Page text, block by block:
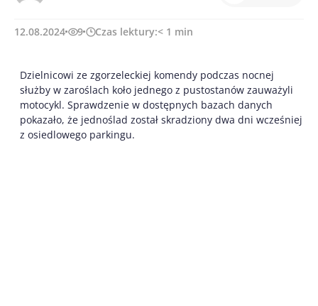
12.08.2024 9 Czas lektury:< 1 min
Dzielnicowi ze zgorzeleckiej komendy podczas nocnej
służby w zaroślach koło jednego z pustostanów zauważyli
motocykl. Sprawdzenie w dostępnych bazach danych
pokazało, że jednoślad został skradziony dwa dni wcześniej
z osiedlowego parkingu.